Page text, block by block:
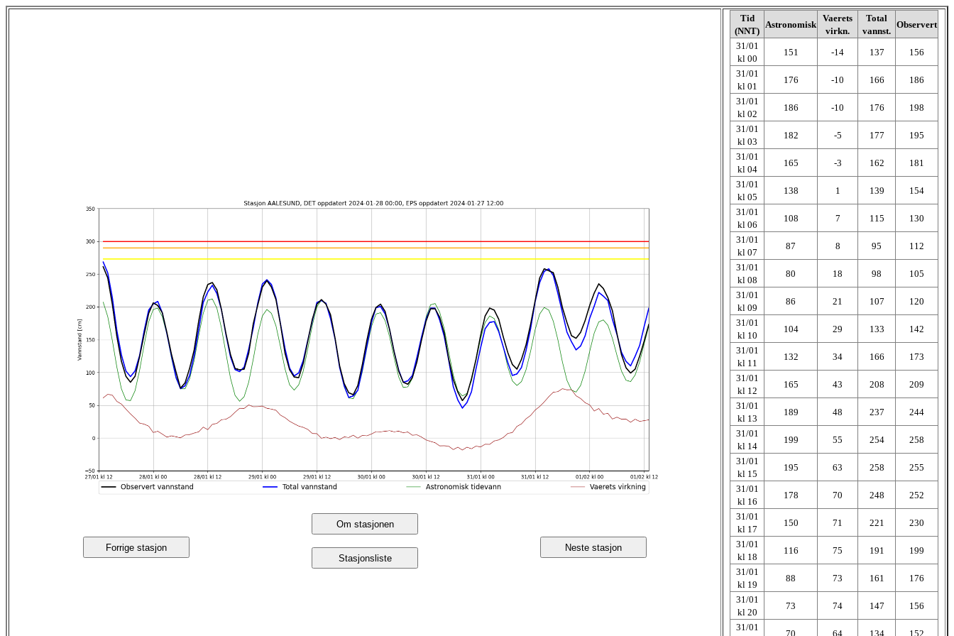
Forrige stasjon
Om stasjonen
Stasjonsliste
Neste stasjon
Tid
(NNT)
Astronomisk
Vaerets
virkn.
Total
vannst.
Observert
31/01
kl 00
151 -14 137
156
31/01
kl 01
176 -10 166
186
31/01
kl 02
186 -10 176
198
31/01
kl 03
182 -5 177
195
31/01
kl 04
165 -3 162
181
31/01
kl 05
138 1 139
154
31/01
kl 06
108 7 115
130
31/01
kl 07
87 8 95
112
31/01
kl 08
80 18 98
105
31/01
kl 09
86 21 107
120
31/01
kl 10
104 29 133
142
31/01
kl 11
132 34 166
173
31/01
kl 12
165 43 208
209
31/01
kl 13
189 48 237
244
31/01
kl 14
199 55 254
258
31/01
kl 15
195 63 258
255
31/01
kl 16
178 70 248
252
31/01
kl 17
150 71 221
230
31/01
kl 18
116 75 191
199
31/01
kl 19
88 73 161
176
31/01
kl 20
73 74 147
156
31/01
70 64 134 152